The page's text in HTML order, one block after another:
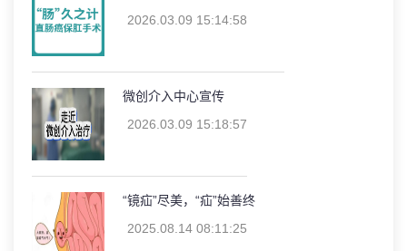
2026.03.09 15:14:58
微创介入中心宣传
2026.03.09 15:18:57
“镜疝”尽美，“疝”始善终
2025.08.14 08:11:25